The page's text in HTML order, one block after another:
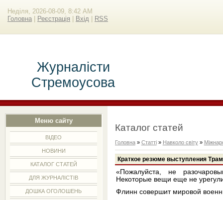
Неділя, 2026-08-09, 8:42 AM
Головна
Реєстрація Вхід RSS
Журналісти
Стремоусова
Меню сайту
ВІДЕО
НОВИНИ
КАТАЛОГ СТАТЕЙ
ДЛЯ ЖУРНАЛІСТІВ
ДОШКА ОГОЛОШЕНЬ
Каталог статей
Головна» Статті» Навколо світу»
Краткое резюме выступления
«Пожалуйста, не
Некоторые вещи еще не
Флинн совершит мировой